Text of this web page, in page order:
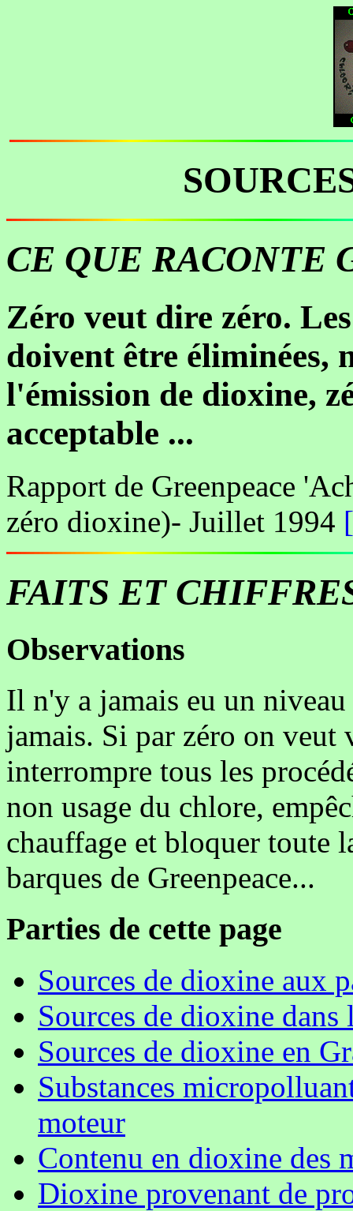
CE QUE RACONTE
Zéro veut dire zéro.
doivent être éliminées,
l'émission de dioxine,
acceptable ...
Rapport de Greenpeace
zéro dioxine)- Juillet 1994
FAITS ET
Observations
Il n'y a jamais eu un
jamais. Si par zéro on
interrompre tous les
non usage du chlore,
chauffage et bloquer toute
barques de Greenpeace...
Parties de cette page
Sources de dioxine aux
Sources de dioxine dans
Sources de dioxine en
Substances
moteur
Contenu en dioxine des
Dioxine provenant de